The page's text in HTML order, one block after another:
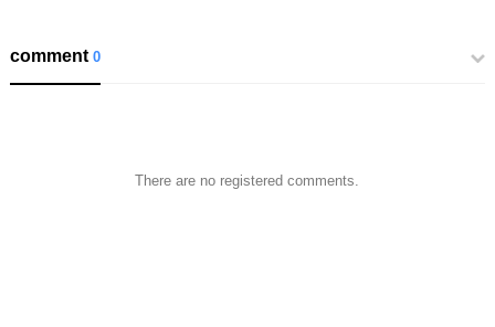
comment0
There are no registered comments.